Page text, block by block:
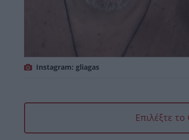
Instagram: gliagas
Επιλέξτε